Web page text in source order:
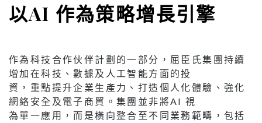
以AI 作為策略增長引擎
作為科技合作伙伴計劃的一部分，屈臣氏集團持續
增加在科技、數據及人工智能方面的投
資，重點提升企業生產力、打造個人化體驗、強化
網絡安全及電子商貿。集團並非將AI 視
為單一應用，而是橫向整合至不同業務範疇，包括